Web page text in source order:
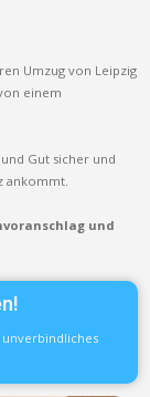
Umzug von Leipzig
einem
Gut sicher und
ankommt.
und
unverbindliches